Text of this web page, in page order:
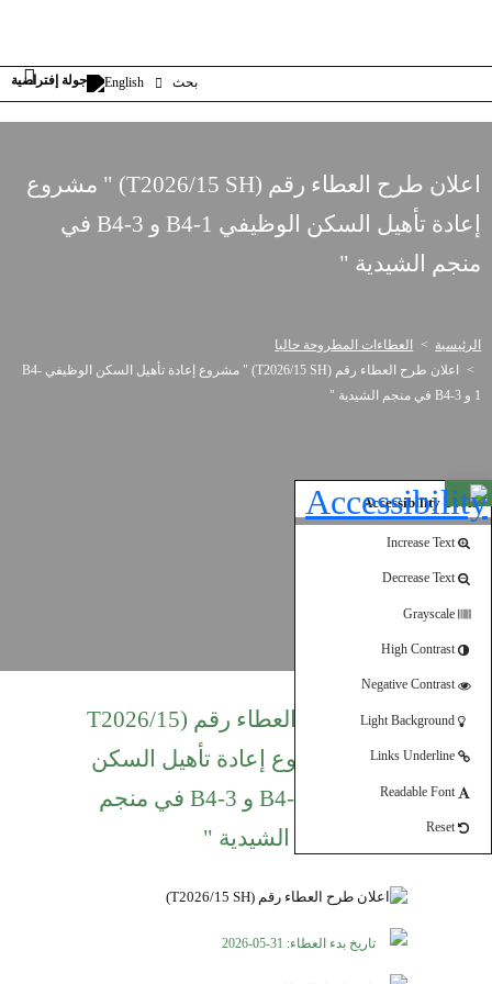
Open toolbar
Accessibility Tools
Increase Text
Decrease Text
Grayscale
High Contrast
Negative Contrast
Light Background
Links Underline
Readable Font
Reset
بحث English
اعلان طرح العطاء رقم (T2026/15 SH) " مشروع
إعادة تأهيل السكن الوظيفي B4-1 و B4-3 في
منجم الشيدية "
الرئيسية
العطاءات المطروحة حاليا
اعلان طرح العطاء رقم (T2026/15 SH) " مشروع إعادة تأهيل السكن الوظيفي B4-
1 و B4-3 في منجم الشيدية "
اعلان طرح العطاء رقم (T2026/15
SH) " مشروع إعادة تأهيل السكن
الوظيفي B4-1 و B4-3 في منجم
الشيدية "
تاريخ بدء العطاء: 31-05-2026